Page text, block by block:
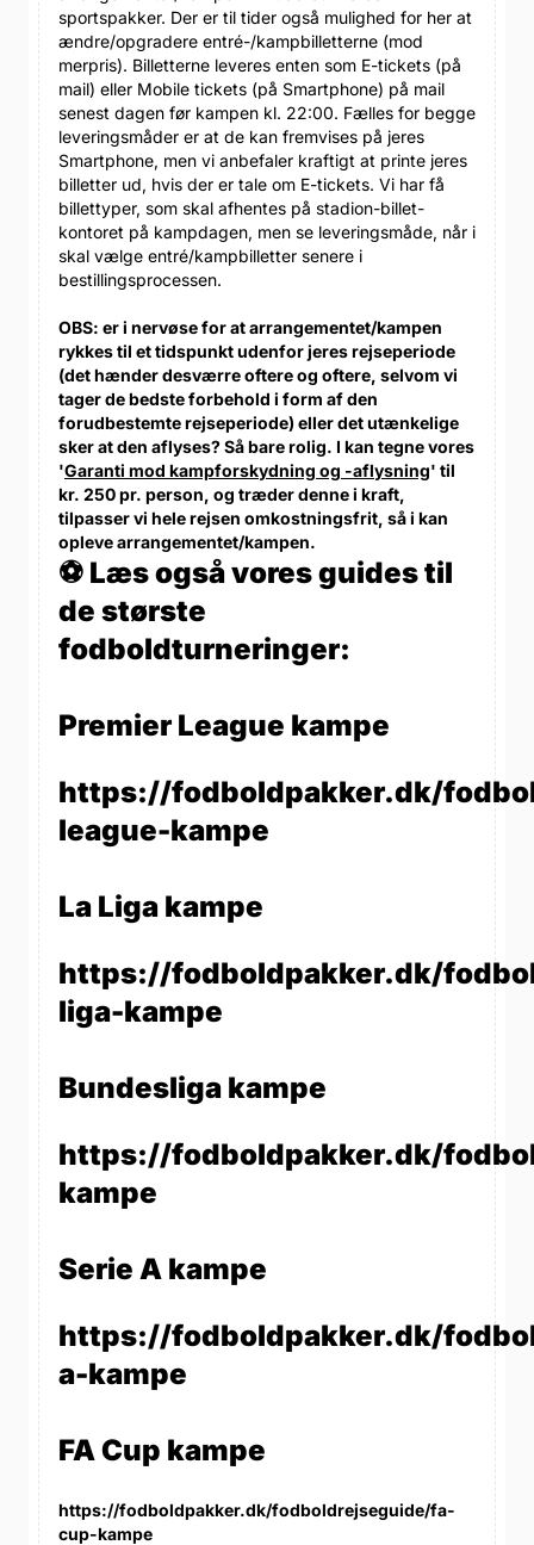
sportspakker. Der er til tider også mulighed for her at
ændre/opgradere entré-/kampbilletterne (mod
merpris). Billetterne leveres enten som E-tickets (på
mail) eller Mobile tickets (på Smartphone) på mail
senest dagen før kampen kl. 22:00. Fælles for begge
leveringsmåder er at de kan fremvises på jeres
Smartphone, men vi anbefaler kraftigt at printe jeres
billetter ud, hvis der er tale om E-tickets. Vi har få
billettyper, som skal afhentes på stadion-billet-
kontoret på kampdagen, men se leveringsmåde, når i
skal vælge entré/kampbilletter senere i
bestillingsprocessen.
OBS: er i nervøse for at arrangementet/kampen
rykkes til et tidspunkt udenfor jeres rejseperiode
(det hænder desværre oftere og oftere, selvom vi
tager de bedste forbehold i form af den
forudbestemte rejseperiode) eller det utænkelige
sker at den aflyses? Så bare rolig. I kan tegne vores
'Garanti mod kampforskydning og -aflysning' til
kr. 250 pr. person, og træder denne i kraft,
tilpasser vi hele rejsen omkostningsfrit, så i kan
opleve arrangementet/kampen.
⚽ Læs også vores guides til
de største
fodboldturneringer:
Premier League kampe
https://fodboldpakker.dk/
league-kampe
La Liga kampe
https://fodboldpakker.dk/
liga-kampe
Bundesliga kampe
https://fodboldpakker.dk/
kampe
Serie A kampe
https://fodboldpakker.dk/
a-kampe
FA Cup kampe
https://fodboldpakker.dk/fodboldrejseguide/fa-
cup-kampe